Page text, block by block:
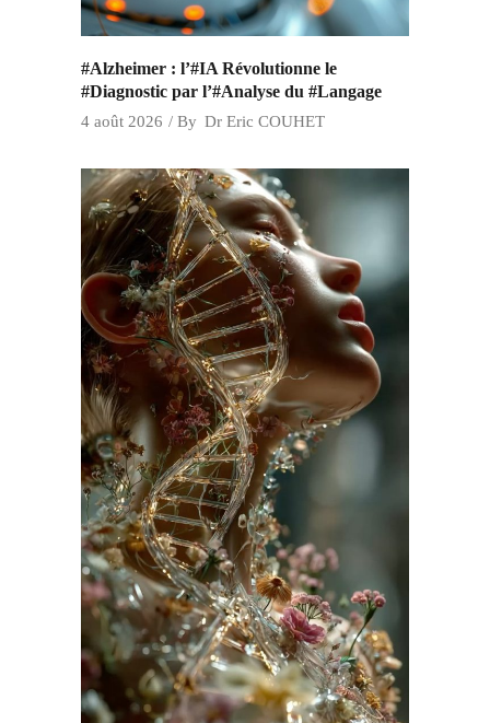
#Alzheimer : l’#IA Révolutionne le
#Diagnostic par l’#Analyse du #Langage
4 août 2026 By Dr Eric COUHET